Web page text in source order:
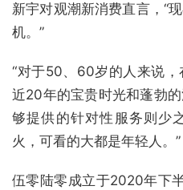
新宇对观潮新消费直言，“
机。”
“对于50、60岁的人来说
近20年的宝贵时光和蓬勃
够提供的针对性服务则少
火，可看的大都是年轻人。”
伍零陆零成立于2020年下